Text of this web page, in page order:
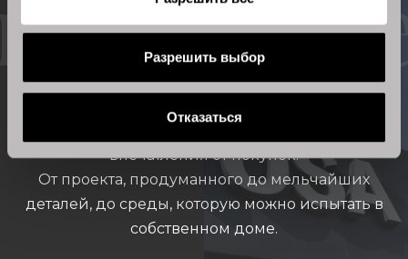
Разрешить выбор
Отказаться
найти дилера
впечатления от покупок.
От проекта, продуманного до мельчайших
деталей, до среды, которую можно испытать в
собственном доме.